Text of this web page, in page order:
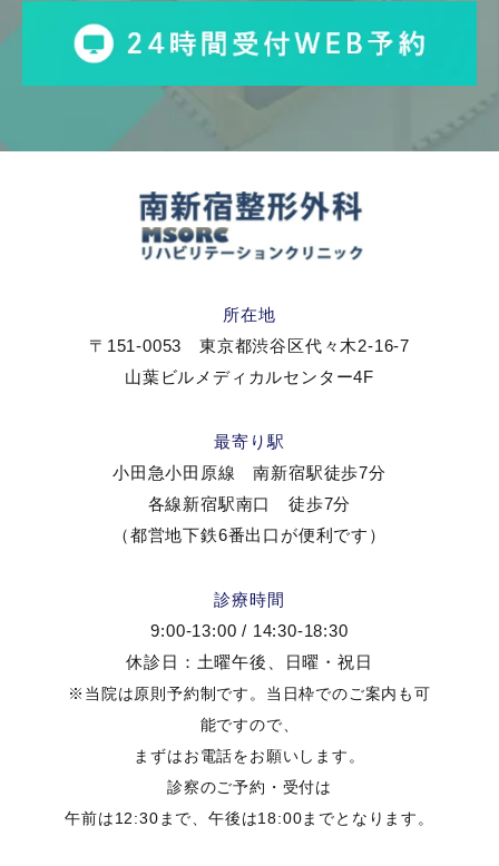
所在地
〒151-0053 東京都渋谷区代々木2-16-7
山葉ビルメディカルセンター4F
最寄り駅
小田急小田原線 南新宿駅徒歩7分
各線新宿駅南口 徒歩7分
（都営地下鉄6番出口が便利です）
診療時間
9:00-13:00 / 14:30-18:30
休診日：土曜午後、日曜・祝日
※当院は原則予約制です。当日枠でのご案内も可
能ですので、
まずはお電話をお願いします。
診察のご予約・受付は
午前は12:30まで、午後は18:00までとなります。